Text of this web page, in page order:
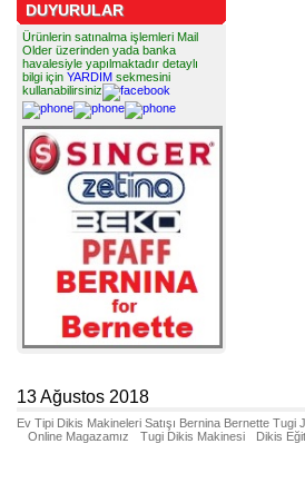
DUYURULAR
Ürünlerin satınalma işlemleri Mail
Older üzerinden yada banka
havalesiyle yapılmaktadır detaylı
bilgi için YARDIM sekmesini
kullanabilirsiniz
13 Ağustos 2018
Ev Tipi Dikis Makineleri Satışı Bernina Bernette
Online Magazamız
Tugi Dikis Makinesi Dikis